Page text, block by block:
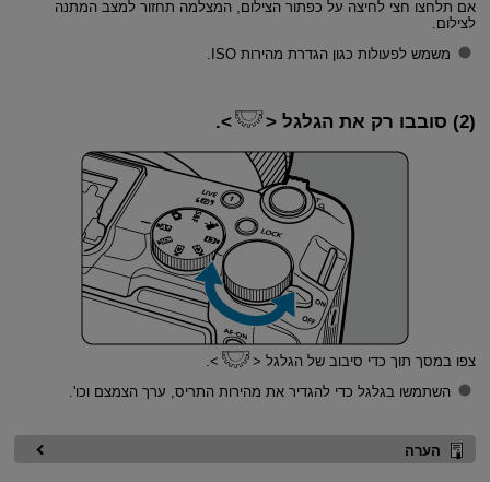
אם תלחצו חצי לחיצה על כפתור הצילום, המצלמה תחזור למצב המתנה
לצילום.
משמש לפעולות כגון הגדרת מהירות ISO.
(2) סובבו רק את הגלגל .
צפו במסך תוך כדי סיבוב של הגלגל
.
השתמשו בגלגל כדי להגדיר את מהירות התריס, ערך הצמצם וכו'.
הערה